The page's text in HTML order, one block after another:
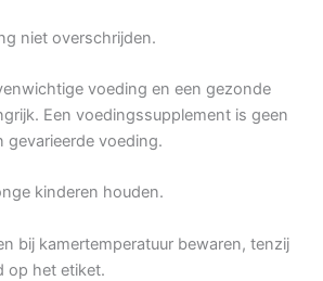
niet overschrijden.
voeding en een gezonde
Een voedingssupplement is geen
gevarieerde voeding.
kinderen houden.
bij kamertemperatuur bewaren, tenzij
op het etiket.